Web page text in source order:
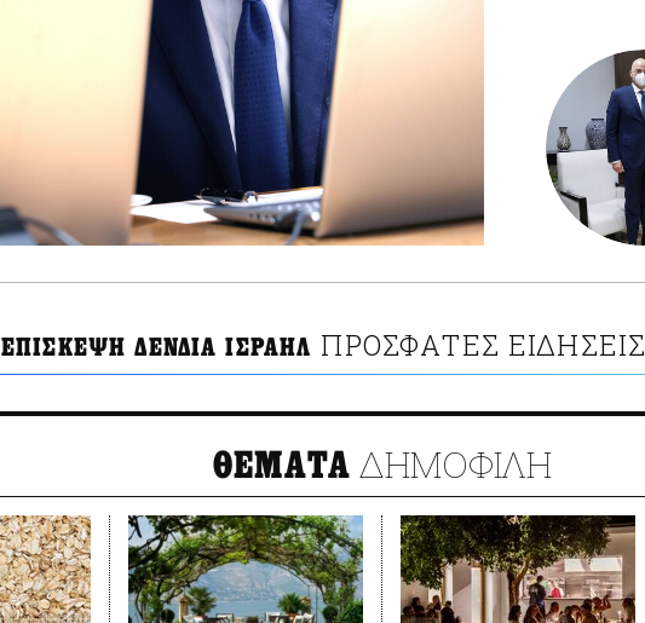
ΕΠΙΣΚΕΨΗ ΔΕΝΔΙΑ ΙΣΡΑΗΛ ΠΡΟΣΦΑΤΕΣ ΕΙΔΗΣΕΙΣ
ΘΕΜΑΤΑ ΔΗΜΟΦΙΛΗ